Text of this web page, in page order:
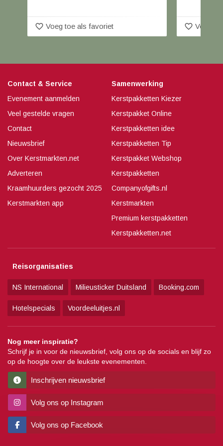
favorite_border Voeg toe als favoriet favorite_border Voeg
Contact & Service
Evenement aanmelden
Veel gestelde vragen
Contact
Nieuwsbrief
Over Kerstmarkten.net
Adverteren
Kraamhuurders gezocht 2025
Kerstmarkten app
Samenwerking
Kerstpakketten Kiezer
Kerstpakket Online
Kerstpakketten idee
Kerstpakketten Tip
Kerstpakket Webshop
Kerstpakketten
Companyofgifts.nl
Kerstmarkten
Premium kerstpakketten
Kerstpakketten.net
Reisorganisaties
NS International Milieusticker Duitsland Booking.com
Hotelspecials Voordeeluitjes.nl
Nog meer inspiratie?
Schrijf je in voor de nieuwsbrief, volg ons op de socials en blijf zo
op de hoogte over de leukste evenementen.
Inschrijven nieuwsbrief
Volg ons op Instagram
Volg ons op Facebook